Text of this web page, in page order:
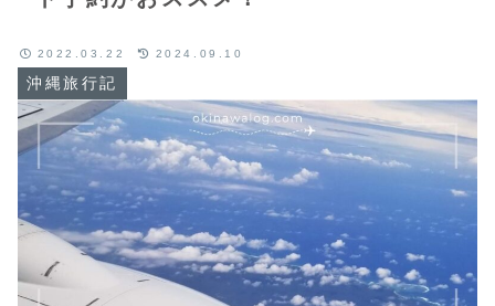
沖縄旅行記
2022.03.22 2024.09.10